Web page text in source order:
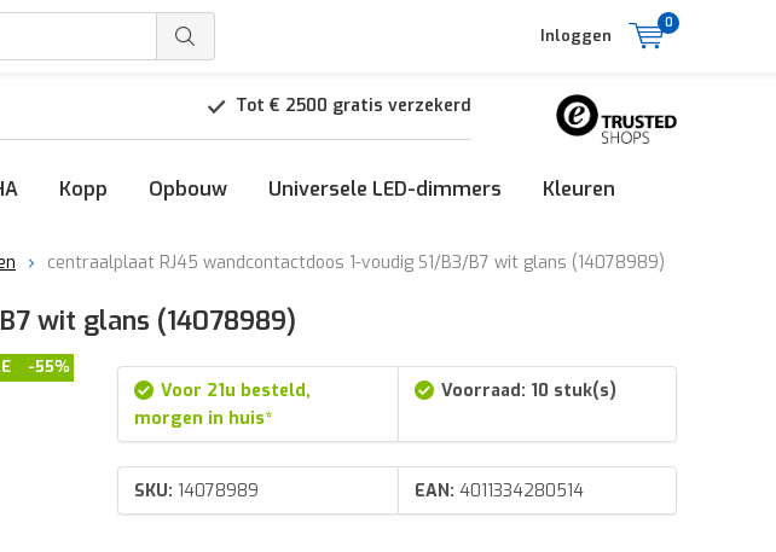
Inloggen
0
Tot € 2500 gratis verzekerd
Kopp Opbouw Universele LED-dimmers Kleuren
centraalplaat RJ45 wandcontactdoos 1-voudig S1/B3/B7 wit glans (14078989)
wit glans (14078989)
-55%
Voor 21u besteld,
morgen in huis*
Voorraad: 10 stuk(s)
SKU: 14078989 EAN: 4011334280514